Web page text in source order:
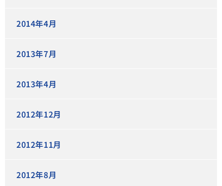
2014年4月
2013年7月
2013年4月
2012年12月
2012年11月
2012年8月